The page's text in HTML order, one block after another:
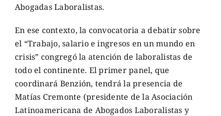
Abogadas Laboralistas.
En ese contexto, la convocatoria a debatir sobre
el “Trabajo, salario e ingresos en un mundo en
crisis” congregó la atención de laboralistas de
todo el continente. El primer panel, que
coordinará Benzión, tendrá la presencia de
Matías Cremonte (presidente de la Asociación
Latinoamericana de Abogados Laboralistas y